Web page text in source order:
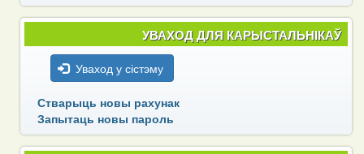
УВАХОД ДЛЯ КАРЫСТАЛЬНІКАЎ
Уваход у сістэму
Стварыць новы рахунак
Запытаць новы пароль